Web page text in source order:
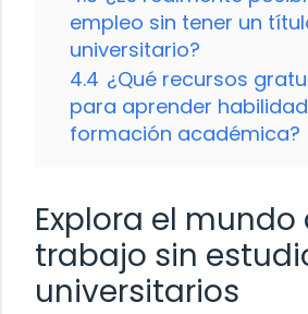
empleo sin tener un
universitario?
4.4 ¿Qué recursos
para aprender
formación académica?
Explora el mundo
trabajo sin
universitarios